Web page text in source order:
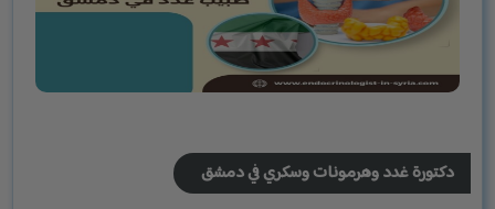
دكتورة غدد وهرمونات وسكري في دمشق